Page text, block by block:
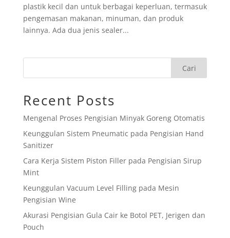
plastik kecil dan untuk berbagai keperluan, termasuk
pengemasan makanan, minuman, dan produk
lainnya. Ada dua jenis sealer...
Cari
Recent Posts
Mengenal Proses Pengisian Minyak Goreng Otomatis
Keunggulan Sistem Pneumatic pada Pengisian Hand
Sanitizer
Cara Kerja Sistem Piston Filler pada Pengisian Sirup
Mint
Keunggulan Vacuum Level Filling pada Mesin
Pengisian Wine
Akurasi Pengisian Gula Cair ke Botol PET, Jerigen dan
Pouch